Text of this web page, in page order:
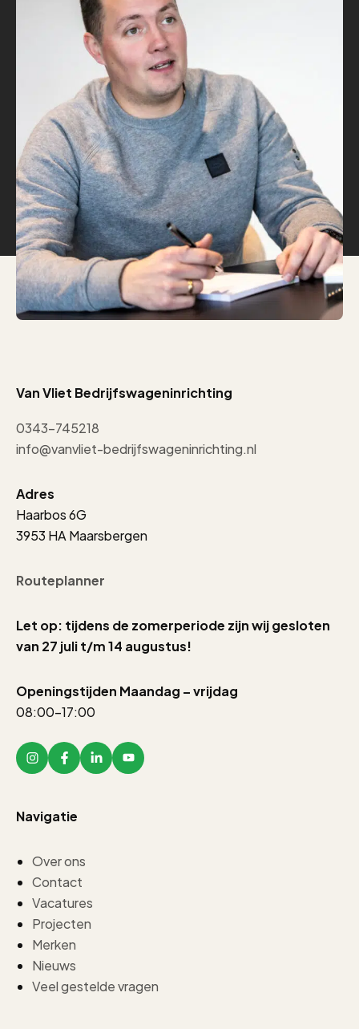
Van Vliet Bedrijfswageninrichting
0343-745218
info@vanvliet-bedrijfswageninrichting.nl
Adres
Haarbos 6G
3953 HA Maarsbergen
Routeplanner
Let op: tijdens de zomerperiode zijn wij gesloten
van 27 juli t/m 14 augustus!
Openingstijden Maandag – vrijdag
08:00-17:00
Navigatie
Over ons
Contact
Vacatures
Projecten
Merken
Nieuws
Veel gestelde vragen